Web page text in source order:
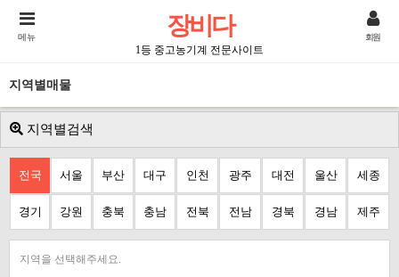
장비다
1등 중고농기계 전문사이트
메뉴 회원
지역별매물
지역별검색
전국 서울 부산 대구 인천 광주 대전 울산 세종
경기 강원 충북 충남 전북 전남 경북 경남 제주
지역을 선택해주세요.